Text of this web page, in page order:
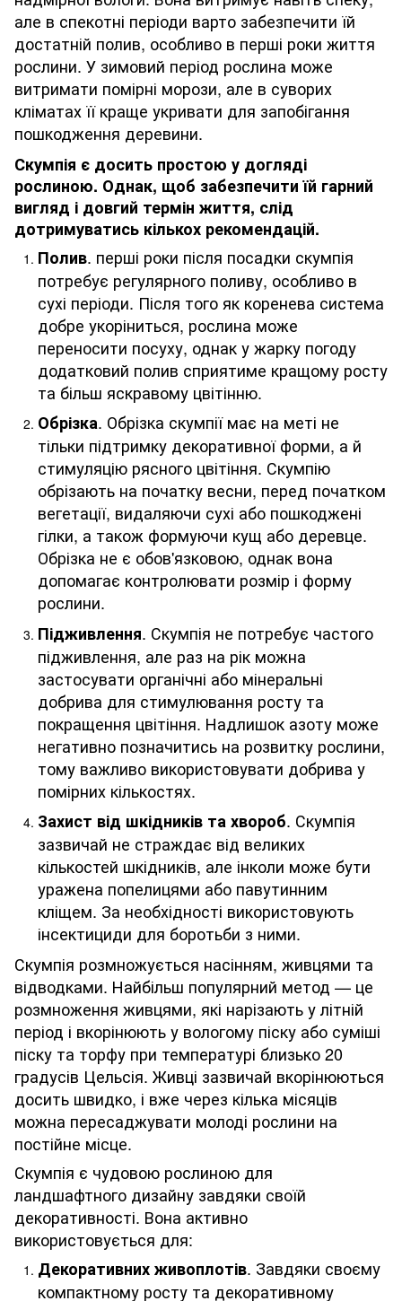
але в спекотні періоди варто забезпечити їй
достатній полив, особливо в перші роки життя
рослини. У зимовий період рослина може
витримати помірні морози, але в суворих
кліматах її краще укривати для запобігання
пошкодження деревини.
Скумпія є досить простою у догляді
рослиною. Однак, щоб забезпечити їй гарний
вигляд і довгий термін життя, слід
дотримуватись кількох рекомендацій.
Полив. перші роки після посадки скумпія
потребує регулярного поливу, особливо в
сухі періоди. Після того як коренева система
добре укоріниться, рослина може
переносити посуху, однак у жарку погоду
додатковий полив сприятиме кращому росту
та більш яскравому цвітінню.
Обрізка. Обрізка скумпії має на меті не
тільки підтримку декоративної форми, а й
стимуляцію рясного цвітіння. Скумпію
обрізають на початку весни, перед початком
вегетації, видаляючи сухі або пошкоджені
гілки, а також формуючи кущ або деревце.
Обрізка не є обов'язковою, однак вона
допомагає контролювати розмір і форму
рослини.
Підживлення. Скумпія не потребує частого
підживлення, але раз на рік можна
застосувати органічні або мінеральні
добрива для стимулювання росту та
покращення цвітіння. Надлишок азоту може
негативно позначитись на розвитку рослини,
тому важливо використовувати добрива у
помірних кількостях.
Захист від шкідників та хвороб. Скумпія
зазвичай не страждає від великих
кількостей шкідників, але інколи може бути
уражена попелицями або павутинним
кліщем. За необхідності використовують
інсектициди для боротьби з ними.
Скумпія розмножується насінням, живцями та
відводками. Найбільш популярний метод — це
розмноження живцями, які нарізають у літній
період і вкорінюють у вологому піску або суміші
піску та торфу при температурі близько 20
градусів Цельсія. Живці зазвичай вкорінюються
досить швидко, і вже через кілька місяців
можна пересаджувати молоді рослини на
постійне місце.
Скумпія є чудовою рослиною для
ландшафтного дизайну завдяки своїй
декоративності. Вона активно
використовується для:
Декоративних живоплотів. Завдяки своєму
компактному росту та декоративному